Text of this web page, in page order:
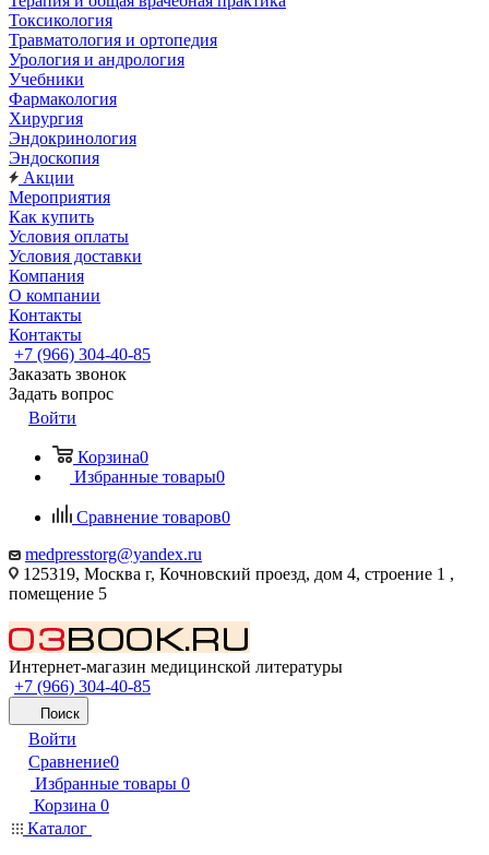
Токсикология
Травматология и ортопедия
Урология и андрология
Учебники
Фармакология
Хирургия
Эндокринология
Эндоскопия
Акции
Мероприятия
Как купить
Условия оплаты
Условия доставки
Компания
О компании
Контакты
Контакты
+7 (966) 304-40-85
Заказать звонок
Задать вопрос
Войти
Корзина0
Избранные товары0
Сравнение товаров0
medpresstorg@yandex.ru
125319, Москва г, Кочновский проезд, дом 4, строение 1 ,
помещение 5
Интернет-магазин медицинской литературы
+7 (966) 304-40-85
Поиск
Войти
Сравнение0
Избранные товары 0
Корзина 0
Каталог